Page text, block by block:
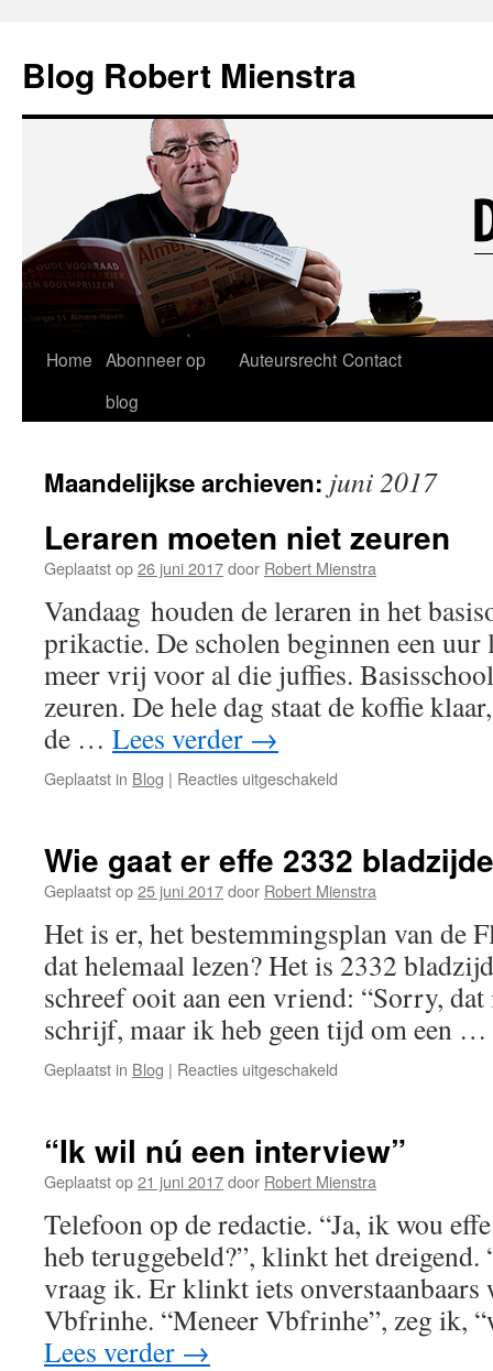
Blog Robert Mienstra
Ga
inhoud
Home Abonneer op
blog
Auteursrecht Contact
Maandelijkse archieven: juni 2017
Leraren moeten niet zeuren
Geplaatst op26 juni 2017door Robert Mienstra
Vandaag houden de leraren in het
prikactie. De scholen beginnen een uur
meer vrij voor al die juffies.
zeuren. De hele dag staat de koffie
de … Lees verder →
Geplaatst in Blog | Reacties uitgeschakeld
zeuren
Wie gaat er effe 2332
Geplaatst op25 juni 2017door Robert Mienstra
Het is er, het bestemmingsplan van de
dat helemaal lezen? Het is 2332
schreef ooit aan een vriend: “Sorry,
schrijf, maar ik heb geen tijd om een …
Geplaatst in Blog | Reacties uitgeschakeld
effe
2332
lezen?
“Ik wil nú een interview”
Geplaatst op21 juni 2017door Robert Mienstra
Telefoon op de redactie. “Ja, ik wou
heb teruggebeld?”, klinkt het dreigend.
vraag ik. Er klinkt iets onverstaanbaars
Vbfrinhe. “Meneer Vbfrinhe”, zeg ik,
Lees verder →